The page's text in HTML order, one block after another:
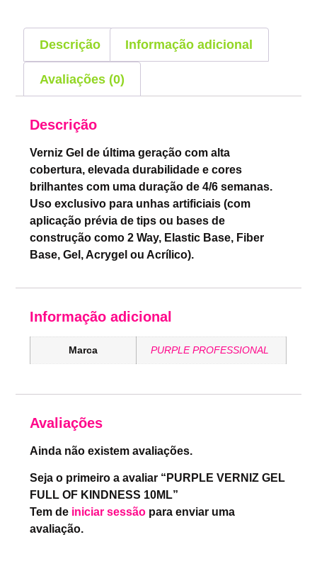
Descrição Informação adicional
Avaliações (0)
Descrição
Verniz Gel de última geração com alta
cobertura, elevada durabilidade e cores
brilhantes com uma duração de 4/6 semanas.
Uso exclusivo para unhas artificiais (com
aplicação prévia de tips ou bases de
construção como 2 Way, Elastic Base, Fiber
Base, Gel, Acrygel ou Acrílico).
Informação adicional
Marca PURPLE PROFESSIONAL
Avaliações
Ainda não existem avaliações.
Seja o primeiro a avaliar “PURPLE VERNIZ GEL
FULL OF KINDNESS 10ML”
Tem de iniciar sessão para enviar uma
avaliação.